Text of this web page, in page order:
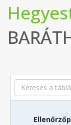
Search